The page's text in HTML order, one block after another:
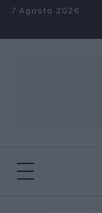
Salta al contenuto
7 Agosto 2026